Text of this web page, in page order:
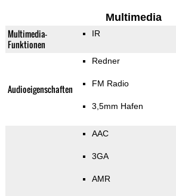
Multimedia
Multimedia-
Funktionen
IR
Audioeigenschaften
Redner
FM Radio
3,5mm Hafen
AAC
3GA
AMR